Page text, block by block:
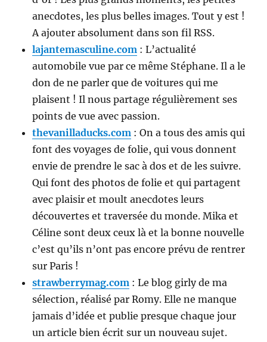
anecdotes, les plus belles images. Tout y est !
A ajouter absolument dans son fil RSS.
lajantemasculine.com : L’actualité
automobile vue par ce même Stéphane. Il a le
don de ne parler que de voitures qui me
plaisent ! Il nous partage régulièrement ses
points de vue avec passion.
thevanilladucks.com : On a tous des amis qui
font des voyages de folie, qui vous donnent
envie de prendre le sac à dos et de les suivre.
Qui font des photos de folie et qui partagent
avec plaisir et moult anecdotes leurs
découvertes et traversée du monde. Mika et
Céline sont deux ceux là et la bonne nouvelle
c’est qu’ils n’ont pas encore prévu de rentrer
sur Paris !
strawberrymag.com : Le blog girly de ma
sélection, réalisé par Romy. Elle ne manque
jamais d’idée et publie presque chaque jour
un article bien écrit sur un nouveau sujet.